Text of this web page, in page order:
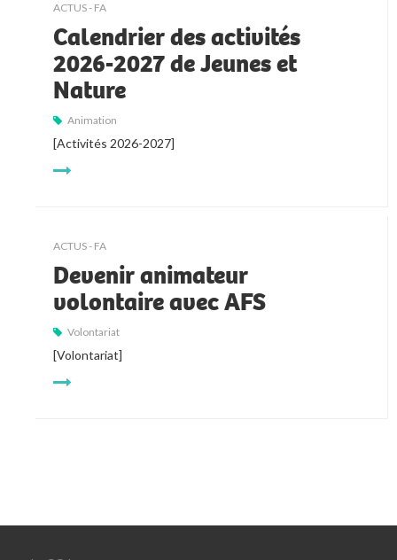
ACTUS - FA
Calendrier des activités
2026-2027 de Jeunes et
Nature
Animation
[Activités 2026-2027]
ACTUS - FA
Devenir animateur
volontaire avec AFS
Volontariat
[Volontariat]